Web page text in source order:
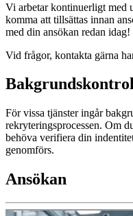
Vi arbetar kontinuerligt med
komma att tillsättas innan
med din ansökan redan idag!
Vid frågor, kontakta gärna
För vissa tjänster ingår
rekryteringsprocessen. Om
behöva verifiera din
genomförs.
Ansökan